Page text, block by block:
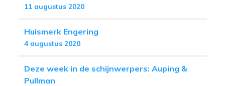
11 augustus 2020
Huismerk Engering
4 augustus 2020
Deze week in de schijnwerpers: Auping &
Pullman